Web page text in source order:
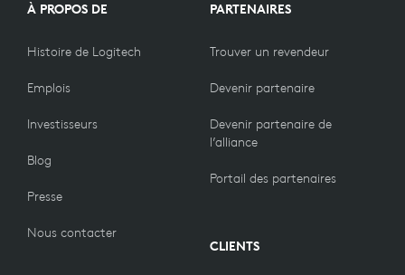
À PROPOS DE
Histoire de Logitech
Emplois
Investisseurs
Blog
Presse
Nous contacter
PARTENAIRES
Trouver un revendeur
Devenir partenaire
Devenir partenaire de
l’alliance
Portail des partenaires
CLIENTS